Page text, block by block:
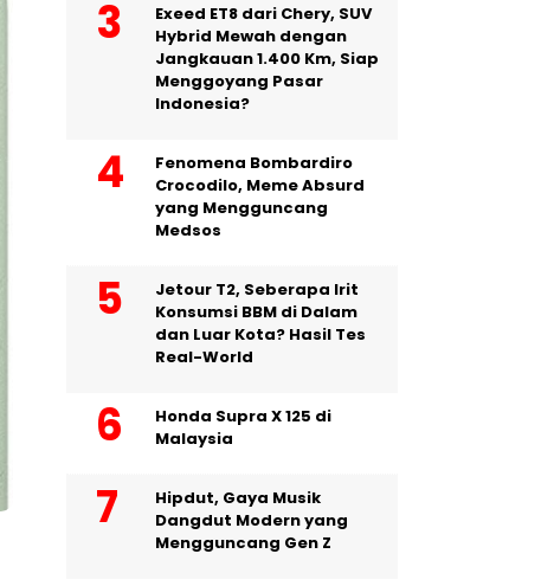
Exeed ET8 dari Chery, SUV
Hybrid Mewah dengan
Jangkauan 1.400 Km, Siap
Menggoyang Pasar
Indonesia?
Fenomena Bombardiro
Crocodilo, Meme Absurd
yang Mengguncang
Medsos
Jetour T2, Seberapa Irit
Konsumsi BBM di Dalam
dan Luar Kota? Hasil Tes
Real-World
Honda Supra X 125 di
Malaysia
Hipdut, Gaya Musik
Dangdut Modern yang
Mengguncang Gen Z